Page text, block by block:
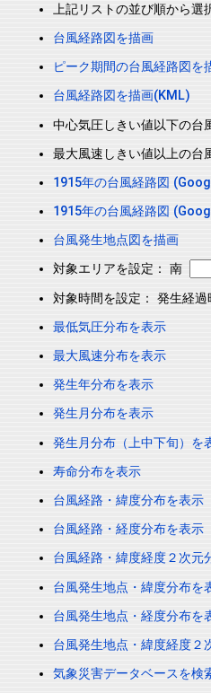
上記リストの並び順から選
台風経路図を描画
ピーク期間の台風経路図を
台風経路図を描画(KML)
中心気圧しきい値以下の台
最大風速しきい値以上の台
1915年の台風経路図
1915年の台風経路図
台風発生地点図を描画
対象エリアを設定： 南
対象時間を設定： 発生経過
最低気圧分布を表示
最大風速分布を表示
発生年分布を表示
発生月分布を表示
発生月分布（上中下旬）を
寿命分布を表示
台風経路・緯度分布を表示
台風経路・経度分布を表示
台風経路・緯度経度２次元
台風発生地点・緯度分布を
台風発生地点・経度分布を
台風発生地点・緯度経度２
気象災害データベースを検